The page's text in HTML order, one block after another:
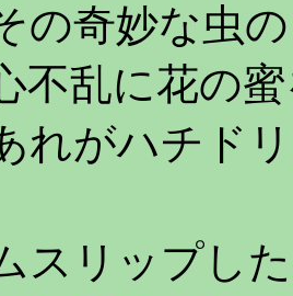
の奇妙な虫
不乱に花の
れがハチド
スリップし